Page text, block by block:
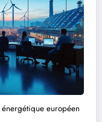
européen